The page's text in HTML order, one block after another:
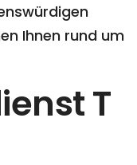
Ihnen rund um
T